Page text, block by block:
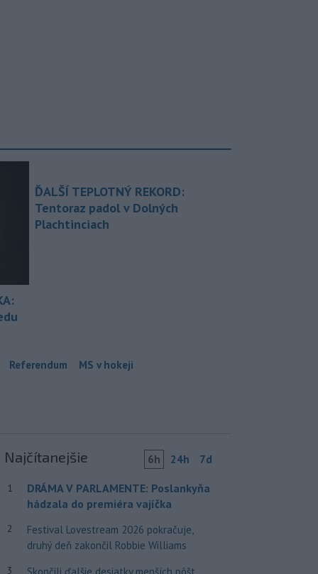
ĎALŠÍ TEPLOTNÝ REKORD:
Tentoraz padol v Dolných
Plachtinciach
Referendum MS v hokeji
Najčítanejšie 6h 24h 7d
1
DRÁMA V PARLAMENTE: Poslankyňa
hádzala do premiéra vajíčka
2
Festival Lovestream 2026 pokračuje,
druhý deň zakončil Robbie Williams
3